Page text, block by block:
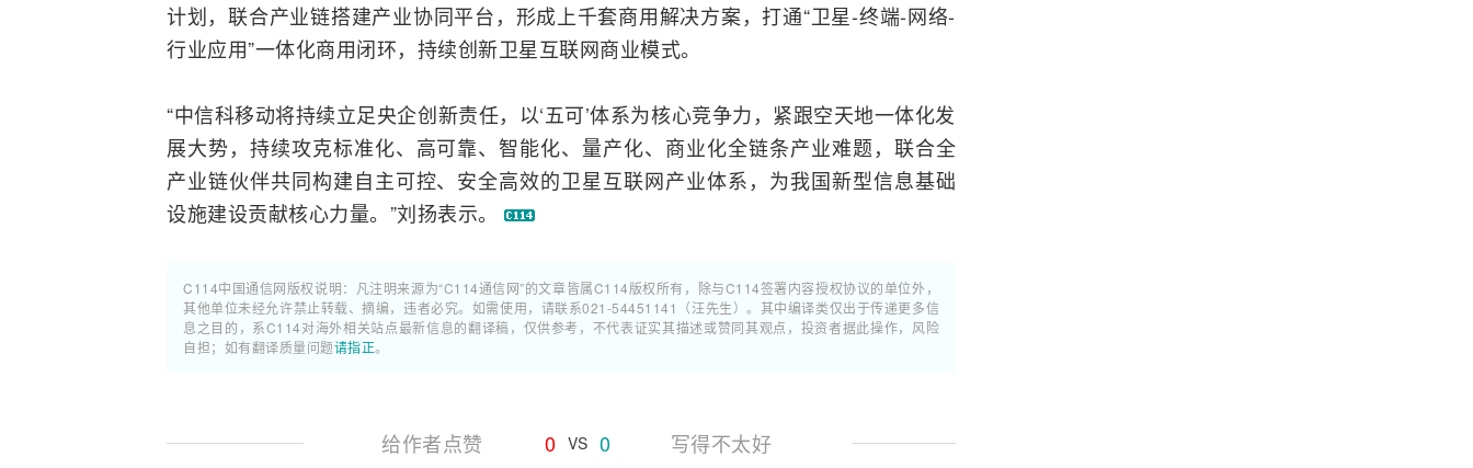
计划，联合产业链搭建产业协同平台，形成上千套商用解决方案，打通“卫星-终端-网络-
行业应用”一体化商用闭环，持续创新卫星互联网商业模式。
“中信科移动将持续立足央企创新责任，以‘五可’体系为核心竞争力，紧跟空天地一体化发
展大势，持续攻克标准化、高可靠、智能化、量产化、商业化全链条产业难题，联合全
产业链伙伴共同构建自主可控、安全高效的卫星互联网产业体系，为我国新型信息基础
设施建设贡献核心力量。”刘扬表示。
C114中国通信网版权说明：凡注明来源为“C114通信网”的文章皆属C114版权所有，除与C114签署内容授权协议的单位外，
其他单位未经允许禁止转载、摘编，违者必究。如需使用，请联系021-54451141（汪先生）。其中编译类仅出于传递更多信
息之目的，系C114对海外相关站点最新信息的翻译稿，仅供参考，不代表证实其描述或赞同其观点，投资者据此操作，风险
自担；如有翻译质量问题请指正。
给作者点赞 0 VS 0 写得不太好